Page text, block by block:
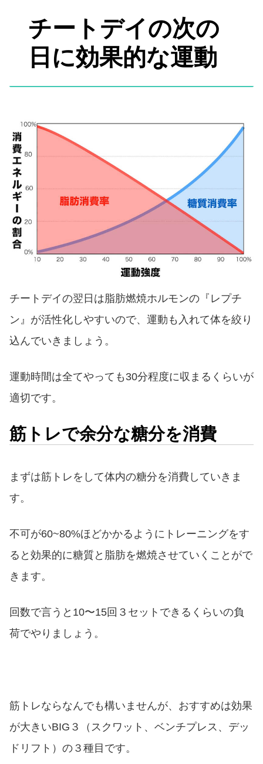
チートデイの次の
日に効果的な運動
チートデイの翌日は脂肪燃焼ホルモンの『レプチ
ン』が活性化しやすいので、運動も入れて体を絞り
込んでいきましょう。
運動時間は全てやっても30分程度に収まるくらいが
適切です。
筋トレで余分な糖分を消費
まずは筋トレをして体内の糖分を消費していきま
す。
不可が60~80%ほどかかるようにトレーニングをす
ると効果的に糖質と脂肪を燃焼させていくことがで
きます。
回数で言うと10〜15回３セットできるくらいの負
荷でやりましょう。
筋トレならなんでも構いませんが、おすすめは効果
が大きいBIG３（スクワット、ベンチプレス、デッ
ドリフト）の３種目です。